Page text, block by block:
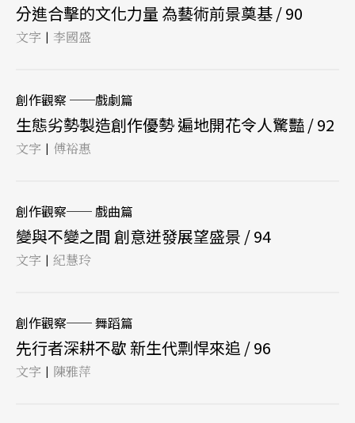
分進合擊的文化力量 為藝術前景奠基 / 90
文字 | 李國盛
創作觀察 ──戲劇篇
生態劣勢製造創作優勢 遍地開花令人驚豔 / 92
文字 | 傅裕惠
創作觀察── 戲曲篇
變與不變之間 創意迸發展望盛景 / 94
文字 | 紀慧玲
創作觀察── 舞蹈篇
先行者深耕不歇 新生代剽悍來追 / 96
文字 | 陳雅萍